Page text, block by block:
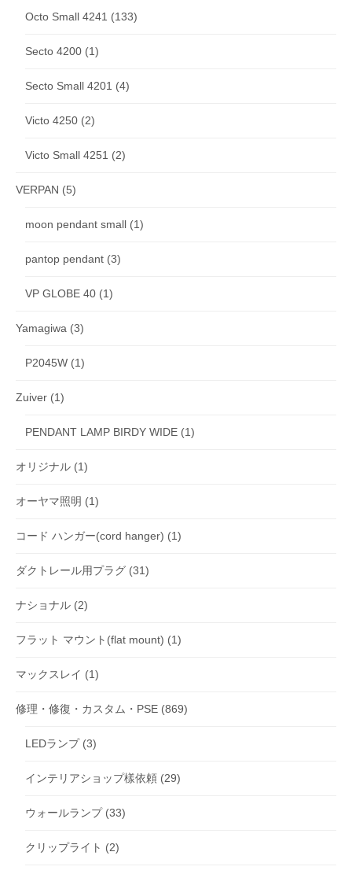
Octo Small 4241 (133)
Secto 4200 (1)
Secto Small 4201 (4)
Victo 4250 (2)
Victo Small 4251 (2)
VERPAN (5)
moon pendant small (1)
pantop pendant (3)
VP GLOBE 40 (1)
Yamagiwa (3)
P2045W (1)
Zuiver (1)
PENDANT LAMP BIRDY WIDE (1)
オリジナル (1)
オーヤマ照明 (1)
コード ハンガー(cord hanger) (1)
ダクトレール用プラグ (31)
ナショナル (2)
フラット マウント(flat mount) (1)
マックスレイ (1)
修理・修復・カスタム・PSE (869)
LEDランプ(3)
インテリアショップ樣依頼 (29)
ウォールランプ(33)
クリップライト (2)